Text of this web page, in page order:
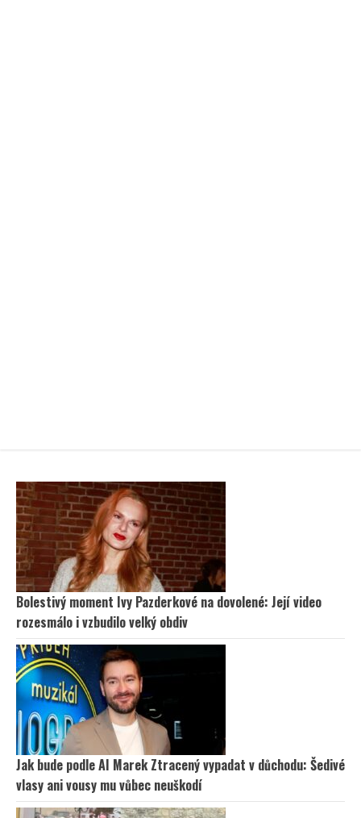
Bolestivý moment Ivy Pazderkové na dovolené: Její video
rozesmálo i vzbudilo velký obdiv
Jak bude podle AI Marek Ztracený vypadat v důchodu: Šedivé
vlasy ani vousy mu vůbec neuškodí